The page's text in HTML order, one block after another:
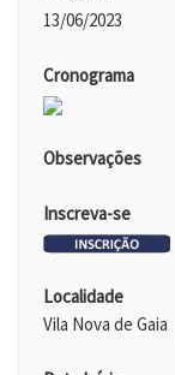
13/06/2023
Cronograma
Observações
Inscreva-se
Localidade
Vila Nova de Gaia